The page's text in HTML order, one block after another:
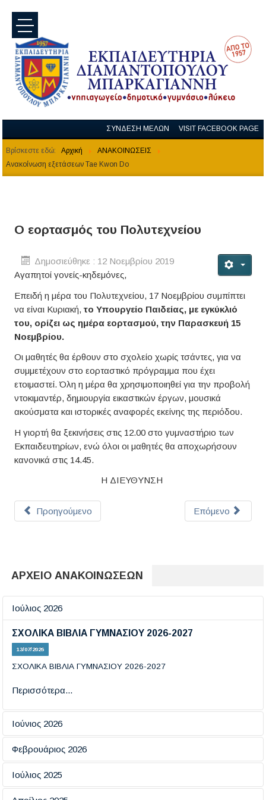
ΣΥΝΔΕΣΗ ΜΕΛΩΝ VISIT FACEBOOK PAGE
Βρίσκεστε εδώ: Αρχική
ΑΝΑΚΟΙΝΩΣΕΙΣ
Ανακοίνωση εξετάσεων Tae Kwon Do
Ο εορτασμός του Πολυτεχνείου
Δημοσιεύθηκε : 12 Νοεμβρίου 2019
Αγαπητοί γονείς-κηδεμόνες,
Επειδή η μέρα του Πολυτεχνείου, 17 Νοεμβρίου συμπίπτει
να είναι Κυριακή,το Υπουργείο Παιδείας, με εγκύκλιό
του, ορίζει ως ημέρα εορτασμού, την Παρασκευή 15
Νοεμβρίου.
Οι μαθητές θα έρθουν στο σχολείο χωρίς τσάντες, για να
συμμετέχουν στο εορταστικό πρόγραμμα που έχει
ετοιμαστεί. Όλη η μέρα θα χρησιμοποιηθεί για την προβολή
ντοκιμαντέρ, δημιουργία εικαστικών έργων, μουσικά
ακούσματα και ιστορικές αναφορές εκείνης της περιόδου.
Η γιορτή θα ξεκινήσεις στις 12.00 στο γυμναστήριο των
Εκπαιδευτηρίων, ενώ όλοι οι μαθητές θα αποχωρήσουν
κανονικά στις 14.45.
Η ΔΙΕΥΘΥΝΣΗ
Προηγούμενο Επόμενο
ΑΡΧΕΙΟ ΑΝΑΚΟΙΝΩΣΕΩΝ
Ιούλιος 2026
ΣΧΟΛΙΚΑ ΒΙΒΛΙΑ ΓΥΜΝΑΣΙΟΥ 2026-2027
13/07/2026
ΣΧΟΛΙΚΑ ΒΙΒΛΙΑ ΓΥΜΝΑΣΙΟΥ 2026-2027
Περισσότερα...
Ιούνιος 2026
Εξετάσεις πιστοποίησης πληροφορικής
19/06/2026
Περισσότερα...
Φεβρουάριος 2026
ΗΜΕΡΑ ΑΣΦΑΛΟΥΣ ΠΛΟΗΓΗΣΗΣ ΣΤΟ ΔΙΑΔΙΚΤΥΟ
18/02/2026
Ιούλιος 2025